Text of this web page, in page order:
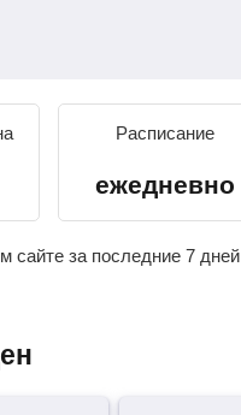
Расписание
ежедневно
сайте за последние 7 дней